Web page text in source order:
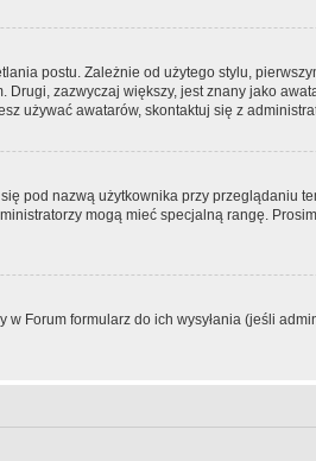
postu. Zależnie od użytego stylu,
Drugi, zazwyczaj większy, jest znany jako
używać awatarów, skontaktuj się z
pod nazwą użytkownika przy przeglądaniu
mogą mieć specjalną rangę.
Forum formularz do ich wysyłania (jeśli